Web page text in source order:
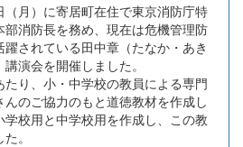
月）に寄居町在住で東京消防庁特
消防長を務め、現在は危機管理防
されている田中章（たなか・あき
演会を開催しました。
り、小・中学校の教員による専門
のご協力のもと道徳教材を作成し
学校用と中学校用を作成し、この教
。